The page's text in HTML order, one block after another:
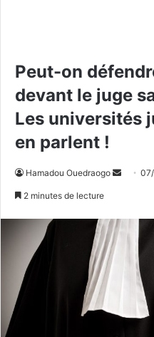
Peut-on
devant le juge
Les universités
en parlent !
Hamadou Ouedraogo
2 minutes de lecture